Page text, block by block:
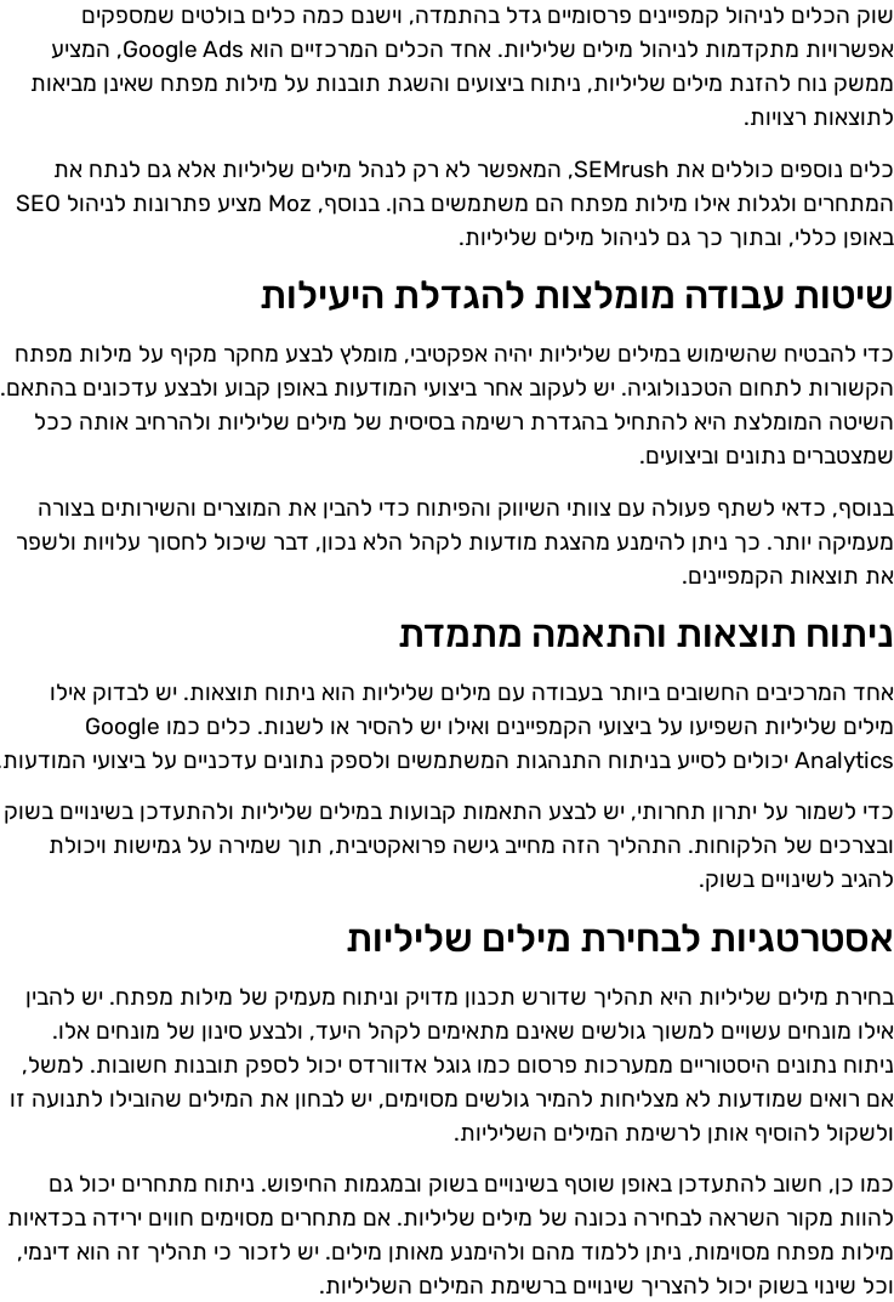
שוק הכלים לניהול קמפיינים פרסומיים גדל בהתמדה, וישנם כמה כלים בולטים שמספקים
אפשרויות מתקדמות לניהול מילים שליליות. אחד הכלים המרכזיים הוא Google Ads, המציע
ממשק נוח להזנת מילים שליליות, ניתוח ביצועים והשגת תובנות על מילות מפתח שאינן מביאות
לתוצאות רצויות.
כלים נוספים כוללים את SEMrush, המאפשר לא רק לנהל מילים שליליות אלא גם לנתח את
המתחרים ולגלות אילו מילות מפתח הם משתמשים בהן. בנוסף, Moz מציע פתרונות לניהול SEO
באופן כללי, ובתוך כך גם לניהול מילים שליליות.
שיטות עבודה מומלצות להגדלת היעילות
כדי להבטיח שהשימוש במילים שליליות יהיה אפקטיבי, מומלץ לבצע מחקר מקיף על מילות מפתח
הקשורות לתחום הטכנולוגיה. יש לעקוב אחר ביצועי המודעות באופן קבוע ולבצע עדכונים בהתאם.
השיטה המומלצת היא להתחיל בהגדרת רשימה בסיסית של מילים שליליות ולהרחיב אותה ככל
שמצטברים נתונים וביצועים.
בנוסף, כדאי לשתף פעולה עם צוותי השיווק והפיתוח כדי להבין את המוצרים והשירותים בצורה
מעמיקה יותר. כך ניתן להימנע מהצגת מודעות לקהל הלא נכון, דבר שיכול לחסוך עלויות ולשפר
את תוצאות הקמפיינים.
ניתוח תוצאות והתאמה מתמדת
אחד המרכיבים החשובים ביותר בעבודה עם מילים שליליות הוא ניתוח תוצאות. יש לבדוק אילו
מילים שליליות השפיעו על ביצועי הקמפיינים ואילו יש להסיר או לשנות. כלים כמו Google
Analytics יכולים לסייע בניתוח התנהגות המשתמשים ולספק נתונים עדכניים על ביצועי המודעות.
כדי לשמור על יתרון תחרותי, יש לבצע התאמות קבועות במילים שליליות ולהתעדכן בשינויים בשוק
ובצרכים של הלקוחות. התהליך הזה מחייב גישה פרואקטיבית, תוך שמירה על גמישות ויכולת
להגיב לשינויים בשוק.
אסטרטגיות לבחירת מילים שליליות
בחירת מילים שליליות היא תהליך שדורש תכנון מדויק וניתוח מעמיק של מילות מפתח. יש להבין
אילו מונחים עשויים למשוך גולשים שאינם מתאימים לקהל היעד, ולבצע סינון של מונחים אלו.
ניתוח נתונים היסטוריים ממערכות פרסום כמו גוגל אדוורדס יכול לספק תובנות חשובות. למשל,
אם רואים שמודעות לא מצליחות להמיר גולשים מסוימים, יש לבחון את המילים שהובילו לתנועה זו
ולשקול להוסיף אותן לרשימת המילים השליליות.
כמו כן, חשוב להתעדכן באופן שוטף בשינויים בשוק ובמגמות החיפוש. ניתוח מתחרים יכול גם
להוות מקור השראה לבחירה נכונה של מילים שליליות. אם מתחרים מסוימים חווים ירידה בכדאיות
מילות מפתח מסוימות, ניתן ללמוד מהם ולהימנע מאותן מילים. יש לזכור כי תהליך זה הוא דינמי,
וכל שינוי בשוק יכול להצריך שינויים ברשימת המילים השליליות.